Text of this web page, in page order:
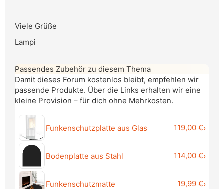
Viele Grüße
Lampi
Passendes Zubehör zu diesem Thema
Damit dieses Forum kostenlos bleibt, empfehlen wir
passende Produkte. Über die Links erhalten wir eine
kleine Provision – für dich ohne Mehrkosten.
Funkenschutzplatte aus Glas 119,00 €›
Bodenplatte aus Stahl 114,00 €›
Funkenschutzmatte 19,99 €›